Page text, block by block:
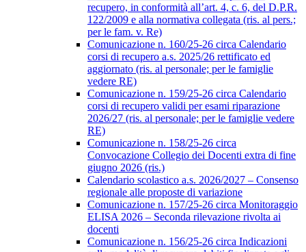
recupero, in conformità all’art. 4, c. 6, del D.P.R.
122/2009 e alla normativa collegata (ris. al pers.;
per le fam. v. Re)
Comunicazione n. 160/25-26 circa Calendario
corsi di recupero a.s. 2025/26 rettificato ed
aggiornato (ris. al personale; per le famiglie
vedere RE)
Comunicazione n. 159/25-26 circa Calendario
corsi di recupero validi per esami riparazione
2026/27 (ris. al personale; per le famiglie vedere
RE)
Comunicazione n. 158/25-26 circa
Convocazione Collegio dei Docenti extra di fine
giugno 2026 (ris.)
Calendario scolastico a.s. 2026/2027 – Consenso
regionale alle proposte di variazione
Comunicazione n. 157/25-26 circa Monitoraggio
ELISA 2026 – Seconda rilevazione rivolta ai
docenti
Comunicazione n. 156/25-26 circa Indicazioni